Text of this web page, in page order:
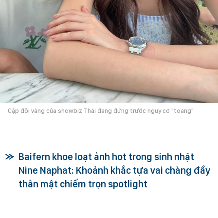
Cặp đôi vàng của showbiz Thái đang đứng trước nguy cơ "toang"
Baifern khoe loạt ảnh hot trong sinh nhật
Nine Naphat: Khoảnh khắc tựa vai chàng đầy
thân mật chiếm trọn spotlight